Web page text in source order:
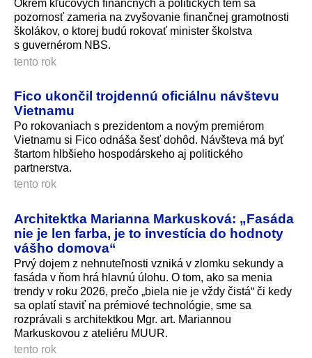
Okrem kľúčových finančných a politických tém sa
pozornosť zameria na zvyšovanie finančnej gramotnosti
školákov, o ktorej budú rokovať minister školstva
s guvernérom NBS.
tento rok
Fico ukončil trojdennú oficiálnu návštevu
Vietnamu
Po rokovaniach s prezidentom a novým premiérom
Vietnamu si Fico odnáša šesť dohôd. Návšteva má byť
štartom hlbšieho hospodárskeho aj politického
partnerstva.
tento rok
Architektka Marianna Markusková: „Fasáda
nie je len farba, je to investícia do hodnoty
vášho domova“
Prvý dojem z nehnuteľnosti vzniká v zlomku sekundy a
fasáda v ňom hrá hlavnú úlohu. O tom, ako sa menia
trendy v roku 2026, prečo „biela nie je vždy čistá“ či kedy
sa oplatí staviť na prémiové technológie, sme sa
rozprávali s architektkou Mgr. art. Mariannou
Markuskovou z ateliéru MUUR.
tento rok